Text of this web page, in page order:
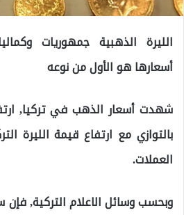
الليرة الذهبية جمهوريات
أسعارها هو الأول من نوعه
شهدت أسعار الذهب في تركيا,
بالتوازي مع ارتفاع قيمة الليرة
العملات.